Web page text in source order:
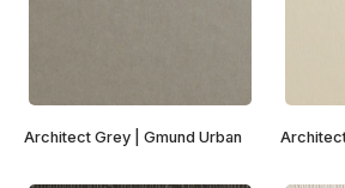
Architect Grey | Gmund Urban